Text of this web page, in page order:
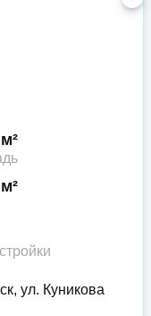
ул. Куникова